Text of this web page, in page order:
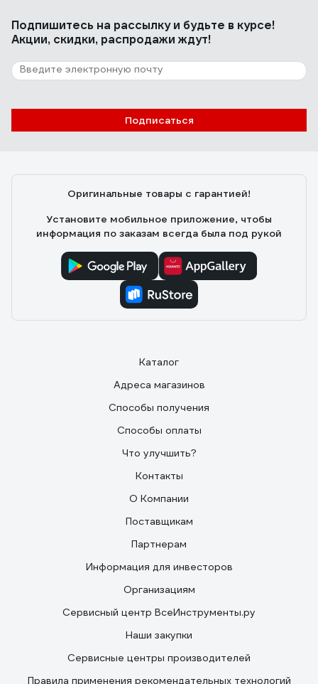
Необычная разборная конструкция
15 отзывов
других производителей вынос больше.
Подпишитесь на рассылкуи будьте в курсе!
Акции, скидки, распродажи ждут!
Подписаться
Оригинальные товары с гарантией!
Установите мобильное приложение, чтобы
информация по заказам всегда была под рукой
Каталог
Адреса магазинов
Способы получения
Способы оплаты
Что улучшить?
Контакты
О Компании
Поставщикам
Партнерам
Информация для инвесторов
Организациям
Сервисный центр ВсеИнструменты.ру
Наши закупки
Сервисные центры производителей
Правила применения рекомендательных технологий